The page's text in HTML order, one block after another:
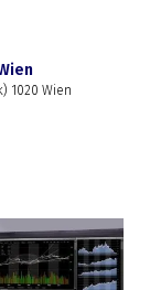
1020 Wien